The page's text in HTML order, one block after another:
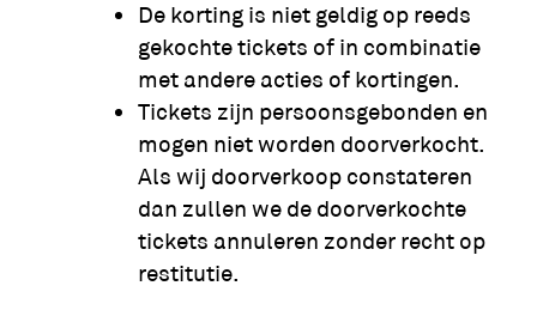
De korting is niet geldig op reeds
gekochte tickets of in combinatie
met andere acties of kortingen.
Tickets zijn persoonsgebonden en
mogen niet worden doorverkocht.
Als wij doorverkoop constateren
dan zullen we de doorverkochte
tickets annuleren zonder recht op
restitutie.